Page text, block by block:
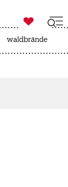

taz zahl ich
waldbrände